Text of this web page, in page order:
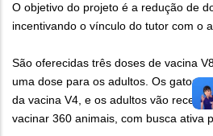
O objetivo do projeto é a redução de
incentivando o vínculo do tutor com o
São oferecidas três doses de vacina
uma dose para os adultos. Os gatos
da vacina V4, e os adultos vão
vacinar 360 animais, com busca ativa